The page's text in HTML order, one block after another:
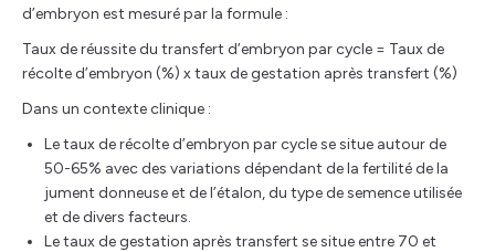
d’embryon est mesuré par la formule :
Taux de réussite du transfert d’embryon par cycle = Taux de
récolte d’embryon (%) x taux de gestation après transfert (%)
Dans un contexte clinique :
Le taux de récolte d’embryon par cycle se situe autour de
50-65% avec des variations dépendant de la fertilité de la
jument donneuse et de l’étalon, du type de semence utilisée
et de divers facteurs.
Le taux de gestation après transfert se situe entre 70 et